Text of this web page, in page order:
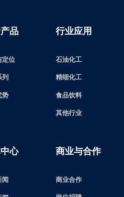
品
定位
势
行业应用
石油化工
精细化工
食品饮料
其他行业
心
闻
商业与合作
商业合作